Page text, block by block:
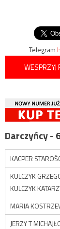
Telegram
WESPRZYJ
Darczyńcy -
KACPER
KULCZYK
KULCZYK
MARIA
JERZY T